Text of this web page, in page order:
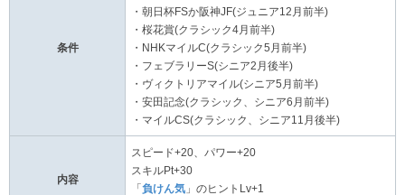
条件
・朝日杯FSか阪神JF(ジュニア12月前半)
・桜花賞(クラシック4月前半)
・NHKマイルC(クラシック5月前半)
・フェブラリーS(シニア2月後半)
・ヴィクトリアマイル(シニア5月前半)
・安田記念(クラシック、シニア6月前半)
・マイルCS(クラシック、シニア11月後半)
内容
スピード+20、パワー+20
スキルPt+30
「 負けん気 」のヒントLv+1